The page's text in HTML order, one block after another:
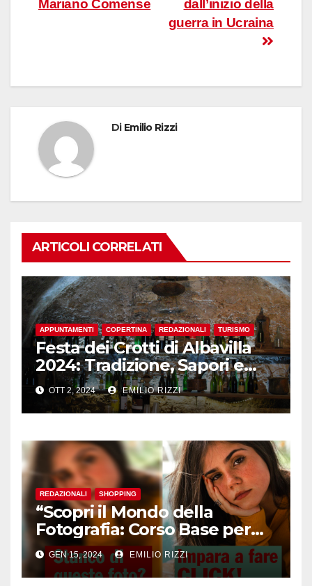
dall’inizio della
guerra in Ucraina
Mariano Comense
Di Emilio Rizzi
ARTICOLI CORRELATI
APPUNTAMENTI COPERTINA REDAZIONALI TURISMO
Festa dei Crotti di Albavilla
2024: Tradizione, Sapori e
Divertimento nel Cuore della
Brianza
OTT 2, 2024 EMILIO RIZZI
REDAZIONALI SHOPPING
“Scopri il Mondo della
Fotografia: Corso Base per
Aspiranti Fotografi”
GEN 15, 2024 EMILIO RIZZI